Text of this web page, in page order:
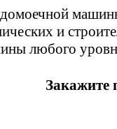
и
любого
Закажите